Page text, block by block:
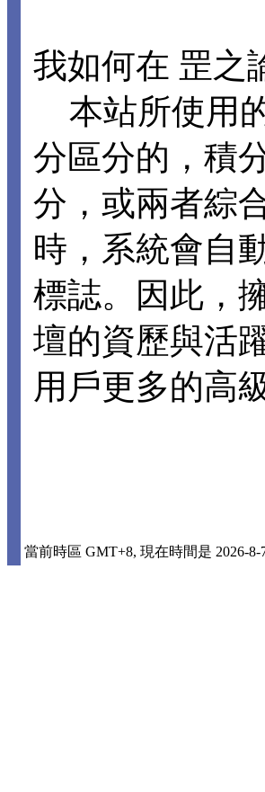
我如何在 罡之
本站所使用
分區分的，積
分，或兩者綜
時，系統會自
標誌。因此，
壇的資歷與活
用戶更多的高
當前時區 GMT+8, 現在時間是 2026-8-